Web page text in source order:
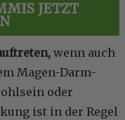
JETZT
wenn auch
Magen-Darm-
oder
ist in der Regel